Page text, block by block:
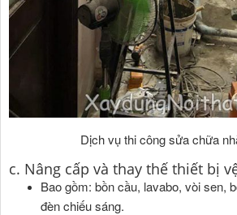
Dịch vụ thi công sửa chữa
c. Nâng cấp và thay thế thiết bị
Bao gồm: bồn cầu, lavabo, vòi sen,
đèn chiếu sáng.